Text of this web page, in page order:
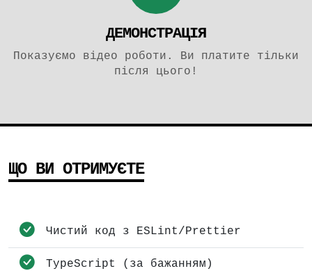
ДЕМОНСТРАЦІЯ
Показуємо відео роботи. Ви платите тільки
після цього!
ЩО ВИ ОТРИМУЄТЕ
Чистий код з ESLint/Prettier
TypeScript (за бажанням)